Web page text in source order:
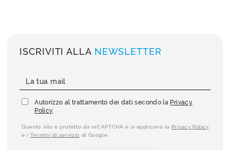
ISCRIVITI ALLA NEWSLETTER
Autorizzo al trattamento dei dati secondo la Privacy
Policy
Questo sito è protetto da reCAPTCHA e si applicano la Privacy Policy
e i Termini di servizio di Google.